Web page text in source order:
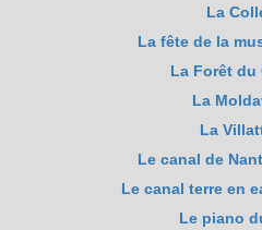
La
La fête de la
La Forêt du
La
La
Le canal de
Le canal terre en
Le piano